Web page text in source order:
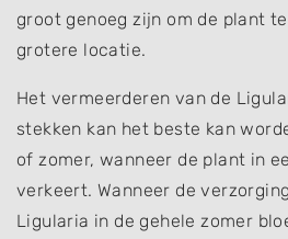
groot genoeg zijn om de plant
grotere locatie.
Het vermeerderen van de
stekken kan het beste kan
of zomer, wanneer de plant in
verkeert. Wanneer de
Ligularia in de gehele zomer